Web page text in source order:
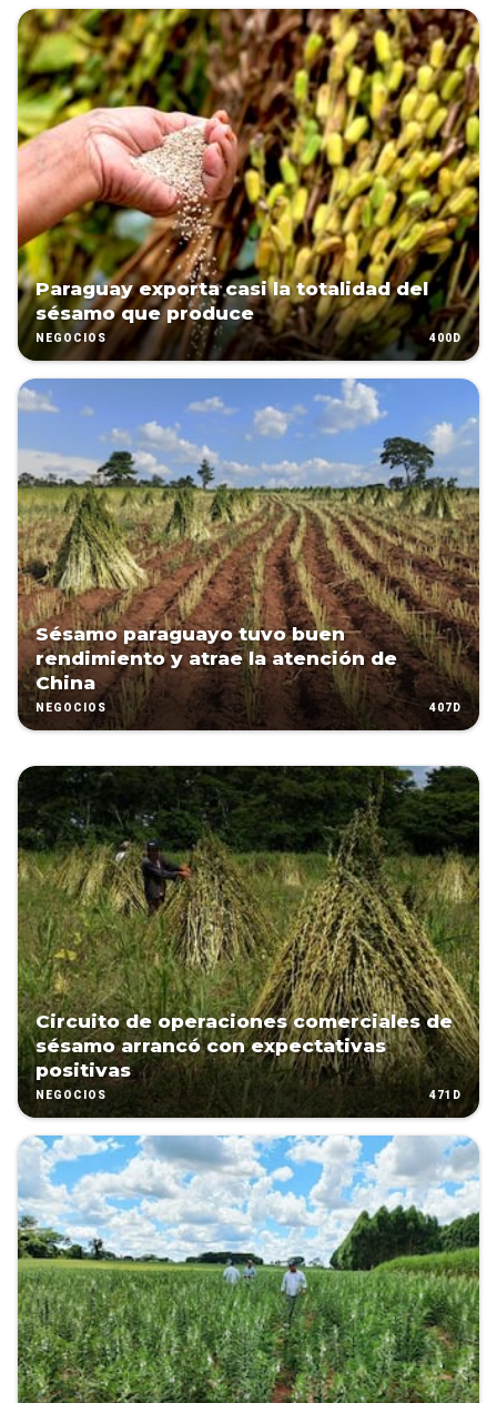
Paraguay exporta casi la totalidad del
sésamo que produce
NEGOCIOS 400D
Sésamo paraguayo tuvo buen
rendimiento y atrae la atención de
China
NEGOCIOS 407D
Circuito de operaciones comerciales de
sésamo arrancó con expectativas
positivas
NEGOCIOS 471D